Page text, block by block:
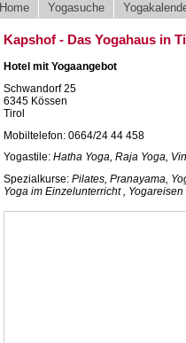
Home Yogasuche
Kapshof - Das Yogahaus in
Hotel mit Yogaangebot
Schwandorf 25
6345 Kössen
Tirol
Mobiltelefon: 0664/24 44 458
Yogastile: Hatha Yoga, Raja Yoga,
Spezialkurse: Pilates, Pranayama,
Yoga im Einzelunterricht , Yogareisen